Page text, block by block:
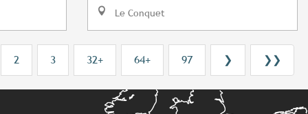
Le Conquet
2 3 32+ 64+ 97 ❯ ❯❯